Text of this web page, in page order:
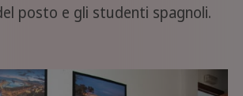
posto e gli studenti spagnoli.